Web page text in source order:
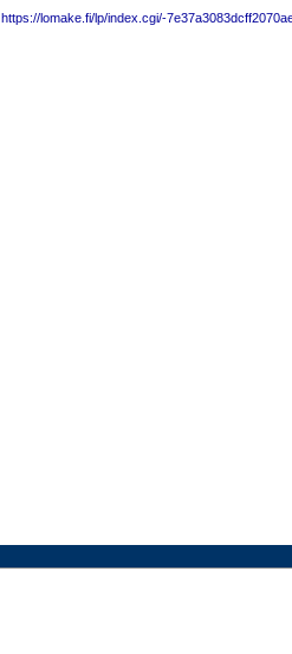
https://lomake.fi/lp/index.cgi/-